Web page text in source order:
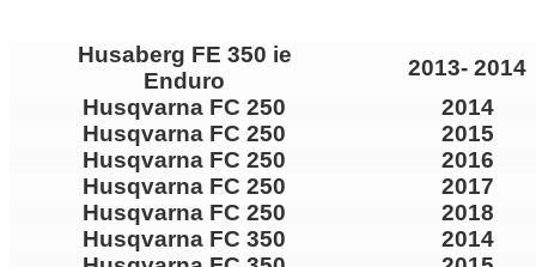
Husaberg FE 350 ie
Enduro
2013- 2014
Husqvarna FC 250
2014
Husqvarna FC 250
2015
Husqvarna FC 250
2016
Husqvarna FC 250
2017
Husqvarna FC 250
2018
Husqvarna FC 350
2014